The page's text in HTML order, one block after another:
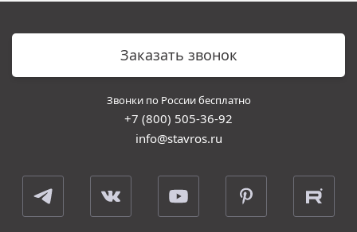
Заказать звонок
Звонки по России бесплатно
+7 (800) 505-36-92
info@stavros.ru